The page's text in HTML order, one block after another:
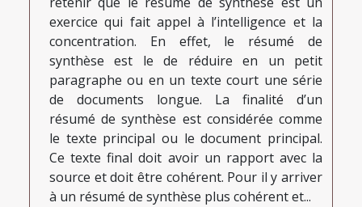
exercice qui fait appel à l’intelligence et la
concentration. En effet, le résumé de
synthèse est le de réduire en un petit
paragraphe ou en un texte court une série
de documents longue. La finalité d’un
résumé de synthèse est considérée comme
le texte principal ou le document principal.
Ce texte final doit avoir un rapport avec la
source et doit être cohérent. Pour il y arriver
à un résumé de synthèse plus cohérent et...